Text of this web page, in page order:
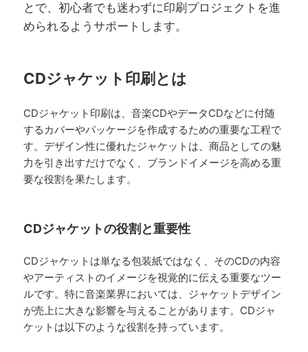
とで、初心者でも迷わずに印刷プロジェクトを進
められるようサポートします。
CDジャケット印刷とは
CDジャケット印刷は、音楽CDやデータCDなどに付随
するカバーやパッケージを作成するための重要な工程で
す。デザイン性に優れたジャケットは、商品としての魅
力を引き出すだけでなく、ブランドイメージを高める重
要な役割を果たします。
CDジャケットの役割と重要性
CDジャケットは単なる包装紙ではなく、そのCDの内容
やアーティストのイメージを視覚的に伝える重要なツー
ルです。特に音楽業界においては、ジャケットデザイン
が売上に大きな影響を与えることがあります。CDジャ
ケットは以下のような役割を持っています。